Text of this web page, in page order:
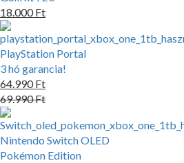
18.000 Ft
PlayStation Portal
3 hó garancia!
64.990 Ft
69.990 Ft
Nintendo Switch OLED
Pokémon Edition